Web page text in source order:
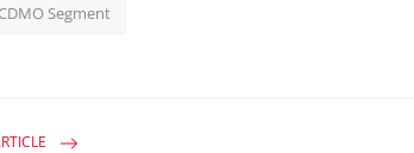
Segment